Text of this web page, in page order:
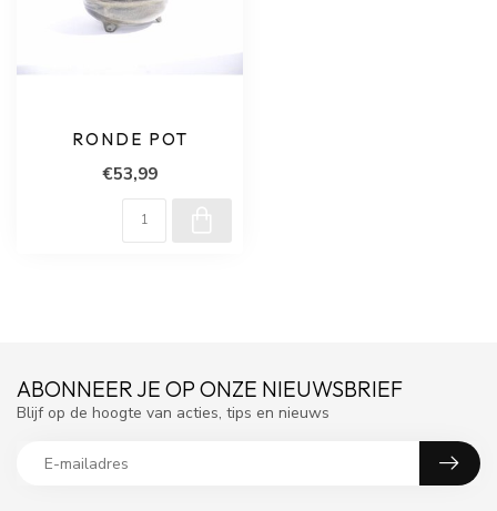
RONDE POT
€53,99
ABONNEER JE OP ONZE NIEUWSBRIEF
Blijf op de hoogte van acties, tips en nieuws